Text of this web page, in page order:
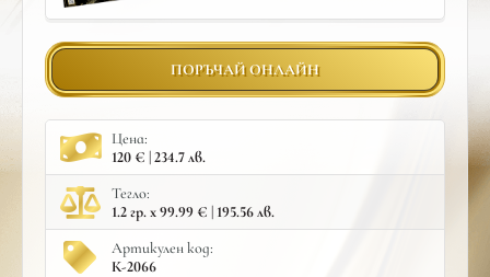
ПОРЪЧАЙ ОНЛАЙН
Цена:
120 € | 234.7 лв.
Тегло:
1.2 гр. x 99.99 € | 195.56 лв.
Артикулен код:
К-2066